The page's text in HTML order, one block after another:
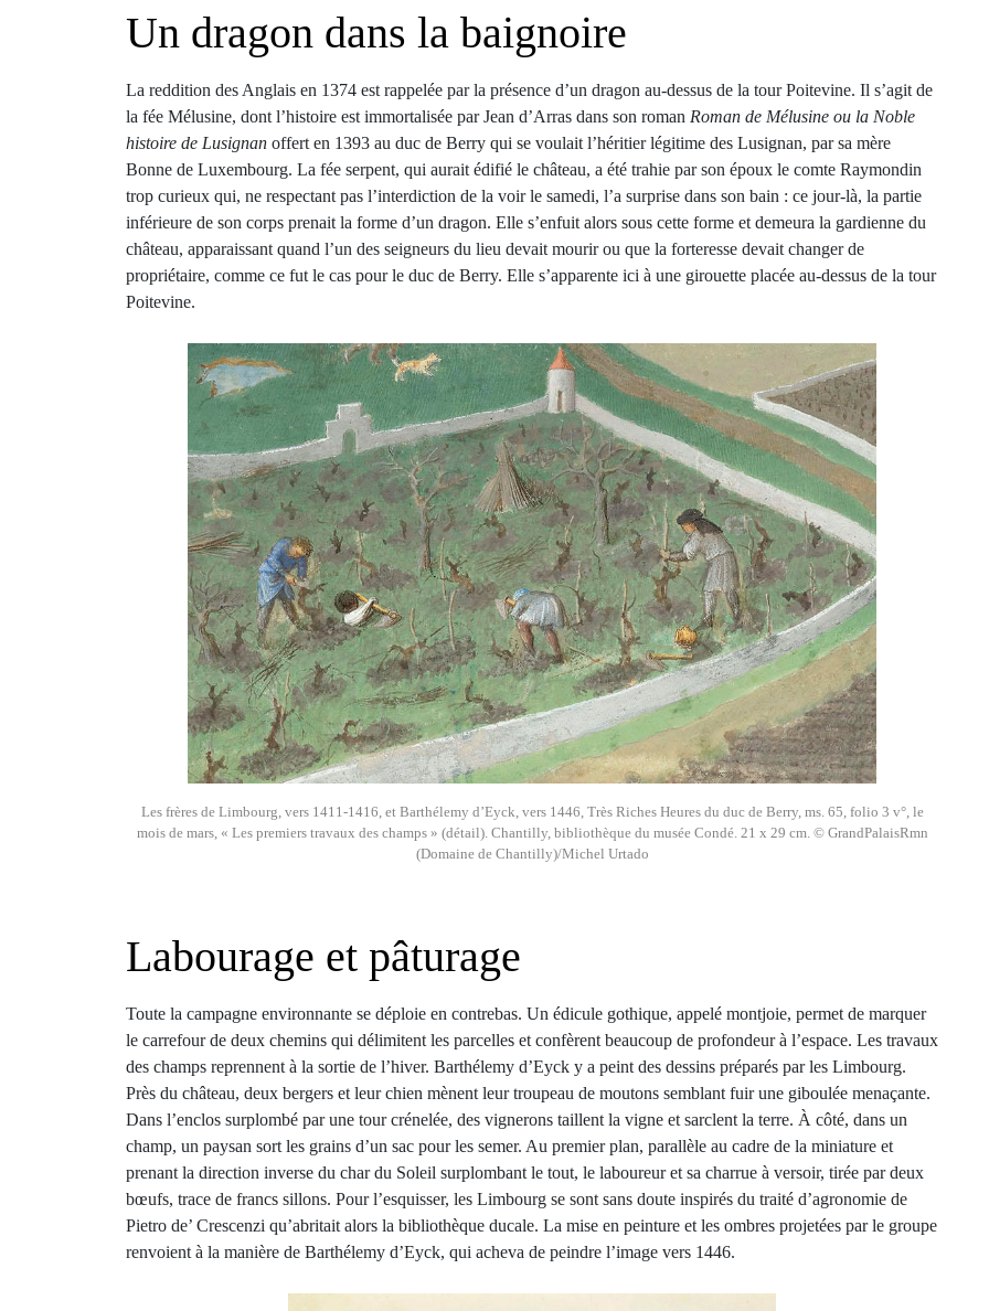
Un dragon dans la baignoire
La reddition des Anglais en 1374 est rappelée par la présence d’un dragon au-dessus de la tour Poitevine. Il s’agit de
la fée Mélusine, dont l’histoire est immortalisée par Jean d’Arras dans son roman Roman de Mélusine ou la Noble
histoire de Lusignan offert en 1393 au duc de Berry qui se voulait l’héritier légitime des Lusignan, par sa mère
Bonne de Luxembourg. La fée serpent, qui aurait édifié le château, a été trahie par son époux le comte Raymondin
trop curieux qui, ne respectant pas l’interdiction de la voir le samedi, l’a surprise dans son bain : ce jour-là, la partie
inférieure de son corps prenait la forme d’un dragon. Elle s’enfuit alors sous cette forme et demeura la gardienne du
château, apparaissant quand l’un des seigneurs du lieu devait mourir ou que la forteresse devait changer de
propriétaire, comme ce fut le cas pour le duc de Berry. Elle s’apparente ici à une girouette placée au-dessus de la tour
Poitevine.
Les frères de Limbourg, vers 1411-1416, et Barthélemy d’Eyck, vers 1446, Très Riches Heures du duc de Berry, ms. 65, folio 3 v°, le
mois de mars, « Les premiers travaux des champs » (détail). Chantilly, bibliothèque du musée Condé. 21 x 29 cm. © GrandPalaisRmn
(Domaine de Chantilly)/Michel Urtado
Labourage et pâturage
Toute la campagne environnante se déploie en contrebas. Un édicule gothique, appelé montjoie, permet de marquer
le carrefour de deux chemins qui délimitent les parcelles et confèrent beaucoup de profondeur à l’espace. Les travaux
des champs reprennent à la sortie de l’hiver. Barthélemy d’Eyck y a peint des dessins préparés par les Limbourg.
Près du château, deux bergers et leur chien mènent leur troupeau de moutons semblant fuir une giboulée menaçante.
Dans l’enclos surplombé par une tour crénelée, des vignerons taillent la vigne et sarclent la terre. À côté, dans un
champ, un paysan sort les grains d’un sac pour les semer. Au premier plan, parallèle au cadre de la miniature et
prenant la direction inverse du char du Soleil surplombant le tout, le laboureur et sa charrue à versoir, tirée par deux
bœufs, trace de francs sillons. Pour l’esquisser, les Limbourg se sont sans doute inspirés du traité d’agronomie de
Pietro de’ Crescenzi qu’abritait alors la bibliothèque ducale. La mise en peinture et les ombres projetées par le groupe
renvoient à la manière de Barthélemy d’Eyck, qui acheva de peindre l’image vers 1446.